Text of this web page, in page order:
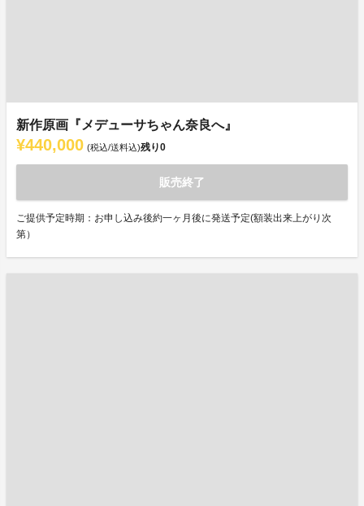
新作原画『メデューサちゃん奈良へ』
¥440,000 (税込/送料込)残り0
販売終了
ご提供予定時期：お申し込み後約一ヶ月後に発送予定(額装出来上がり次
第）